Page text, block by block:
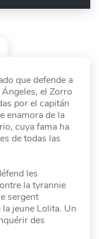
que defende a
el Zorro
por el capitán
enamora de la
cuya fama ha
de todas las
les
la tyrannie
sergent
jeune Lolita. Un
des